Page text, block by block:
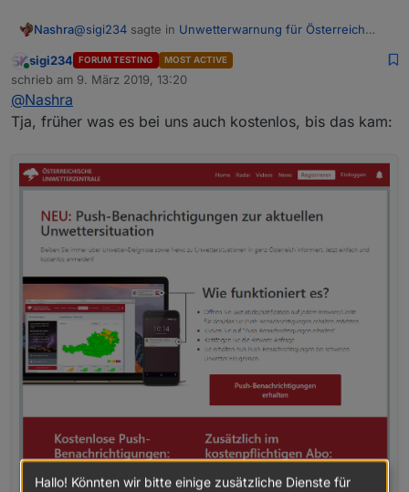
Nashra@sigi234 sagte in Unwetterwarnung für Österreich
@Nashra
darüber hinaus spezielle Abonnements mit
der Unwetterzentrale an. Die Abonnements
Online
sigi234 FORUM TESTING MOST ACTIVE
schrieb am 9. März 2019, 13:20
zuletzt editiert von
@Nashra
Tja, früher was es bei uns auch kostenlos, bis das kam:
Hallo! Könnten wir bitte einige zusätzliche Dienste für